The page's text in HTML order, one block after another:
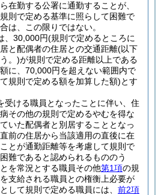
在勤する公署に通勤することが、
則で定める基準に照らして困難で
は、この限りではない。
、30,000円(規則で定めるところに
と配偶者の住居との交通距離(以下
。)が規則で定める距離以上である
に、70,000円を超えない範囲内で
規則で定める額を加算した額)とす
受ける職員となったことに伴い、住
その他の規則で定めるやむを得な
いた配偶者と別居することとなっ
前の住居から当該適用の直後に在
とが通勤距離等を考慮して規則で
難であると認められるもののう
を常況とする職員その他第1項の規
支給される職員との権衡上必要が
して規則で定める職員には、 前2項